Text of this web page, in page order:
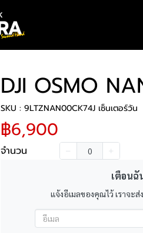
DJI OSMO
SKU : 9LTZNAN00CK74J เซ็นเตอร์วัน
฿6,900
จำนวน
เตือนฉั
แจ้งอีเมลของคุณไว้ เราจะ